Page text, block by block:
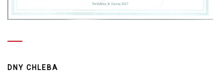
DNY CHLEBA